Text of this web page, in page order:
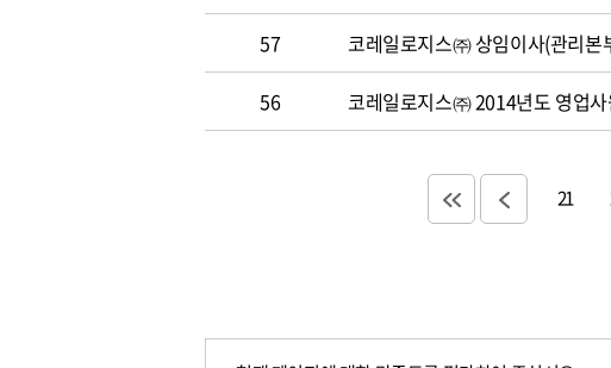
57 코레일로지스㈜ 상임이사(관리본
56 코레일로지스㈜ 2014년도 영업
21